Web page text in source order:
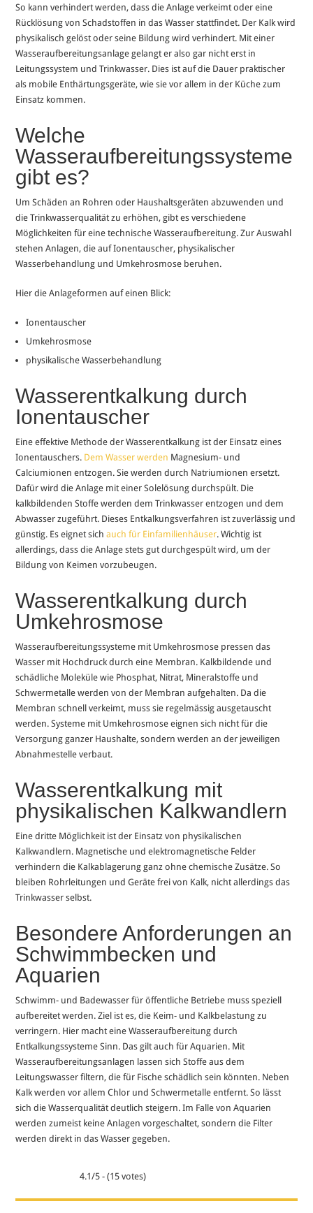
So kann verhindert werden, dass die Anlage verkeimt oder eine
Rücklösung von Schadstoffen in das Wasser stattfindet. Der Kalk wird
physikalisch gelöst oder seine Bildung wird verhindert. Mit einer
Wasseraufbereitungsanlage gelangt er also gar nicht erst in
Leitungssystem und Trinkwasser. Dies ist auf die Dauer praktischer
als mobile Enthärtungsgeräte, wie sie vor allem in der Küche zum
Einsatz kommen.
Welche
Wasseraufbereitungssysteme
gibt es?
Um Schäden an Rohren oder Haushaltsgeräten abzuwenden und
die Trinkwasserqualität zu erhöhen, gibt es verschiedene
Möglichkeiten für eine technische Wasseraufbereitung. Zur Auswahl
stehen Anlagen, die auf Ionentauscher, physikalischer
Wasserbehandlung und Umkehrosmose beruhen.
Hier die Anlageformen auf einen Blick:
Ionentauscher
Umkehrosmose
physikalische Wasserbehandlung
Wasserentkalkung durch
Ionentauscher
Eine effektive Methode der Wasserentkalkung ist der Einsatz eines
Ionentauschers. Dem Wasser werden Magnesium- und
Calciumionen entzogen. Sie werden durch Natriumionen ersetzt.
Dafür wird die Anlage mit einer Solelösung durchspült. Die
kalkbildenden Stoffe werden dem Trinkwasser entzogen und dem
Abwasser zugeführt. Dieses Entkalkungsverfahren ist zuverlässig und
günstig. Es eignet sichauch für Einfamilienhäuser. Wichtig ist
allerdings, dass die Anlage stets gut durchgespült wird, um der
Bildung von Keimen vorzubeugen.
Wasserentkalkung durch
Umkehrosmose
Wasseraufbereitungssysteme mit Umkehrosmose pressen das
Wasser mit Hochdruck durch eine Membran. Kalkbildende und
schädliche Moleküle wie Phosphat, Nitrat, Mineralstoffe und
Schwermetalle werden von der Membran aufgehalten. Da die
Membran schnell verkeimt, muss sie regelmässig ausgetauscht
werden. Systeme mit Umkehrosmose eignen sich nicht für die
Versorgung ganzer Haushalte, sondern werden an der jeweiligen
Abnahmestelle verbaut.
Wasserentkalkung mit
physikalischen Kalkwandlern
Eine dritte Möglichkeit ist der Einsatz von physikalischen
Kalkwandlern. Magnetische und elektromagnetische Felder
verhindern die Kalkablagerung ganz ohne chemische Zusätze. So
bleiben Rohrleitungen und Geräte frei von Kalk, nicht allerdings das
Trinkwasser selbst.
Besondere Anforderungen an
Schwimmbecken und
Aquarien
Schwimm- und Badewasser für öffentliche Betriebe muss speziell
aufbereitet werden. Ziel ist es, die Keim- und Kalkbelastung zu
verringern. Hier macht eine Wasseraufbereitung durch
Entkalkungssysteme Sinn. Das gilt auch für Aquarien. Mit
Wasseraufbereitungsanlagen lassen sich Stoffe aus dem
Leitungswasser filtern, die für Fische schädlich sein könnten. Neben
Kalk werden vor allem Chlor und Schwermetalle entfernt. So lässt
sich die Wasserqualität deutlich steigern. Im Falle von Aquarien
werden zumeist keine Anlagen vorgeschaltet, sondern die Filter
werden direkt in das Wasser gegeben.
4.1/5 - (15 votes)